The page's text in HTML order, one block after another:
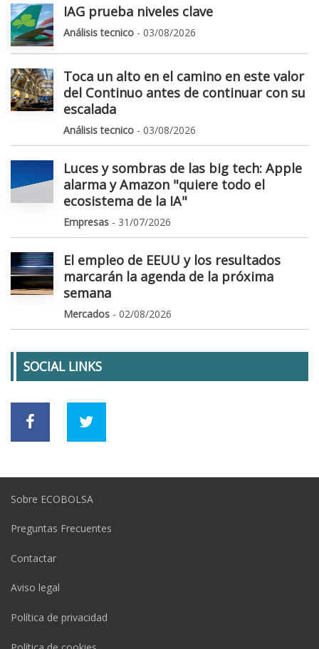
IAG prueba niveles clave
Análisis tecnico - 03/08/2026
Toca un alto en el camino en este valor
del Continuo antes de continuar con su
escalada
Análisis tecnico - 03/08/2026
Luces y sombras de las big tech: Apple
alarma y Amazon "quiere todo el
ecosistema de la IA"
Empresas - 31/07/2026
El empleo de EEUU y los resultados
marcarán la agenda de la próxima
semana
Mercados - 02/08/2026
SOCIAL LINKS
Sobre ECOBOLSA
Preguntas Frecuentes
Contactar
Aviso legal
Política de privacidad